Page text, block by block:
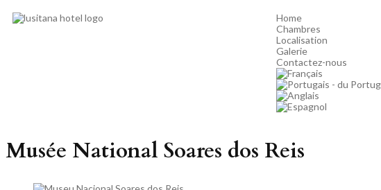
Home
Chambres
Localisation
Galerie
Contactez-nous
Musée National Soares dos Reis